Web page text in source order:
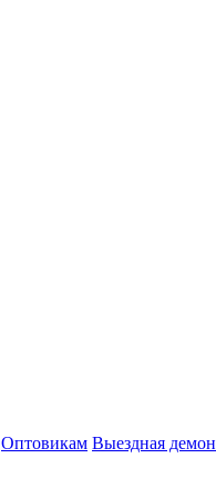
Оптовикам Выездная